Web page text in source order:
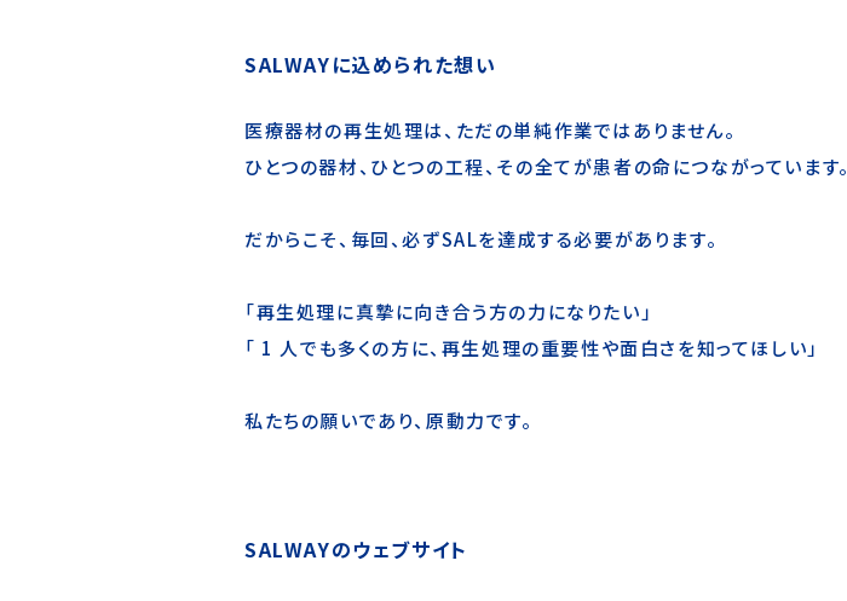
SALWAYに込められた想い
医療器材の再生処理は、ただの単純作業ではありません。
ひとつの器材、ひとつの工程、その全てが患者の命につながっています。
だからこそ、毎回、必ずSALを達成する必要があります。
「再生処理に真摯に向き合う方の力になりたい」
「 1 人でも多くの方に、再生処理の重要性や面白さを知ってほしい」
私たちの願いであり、原動力です。
SALWAYのウェブサイト